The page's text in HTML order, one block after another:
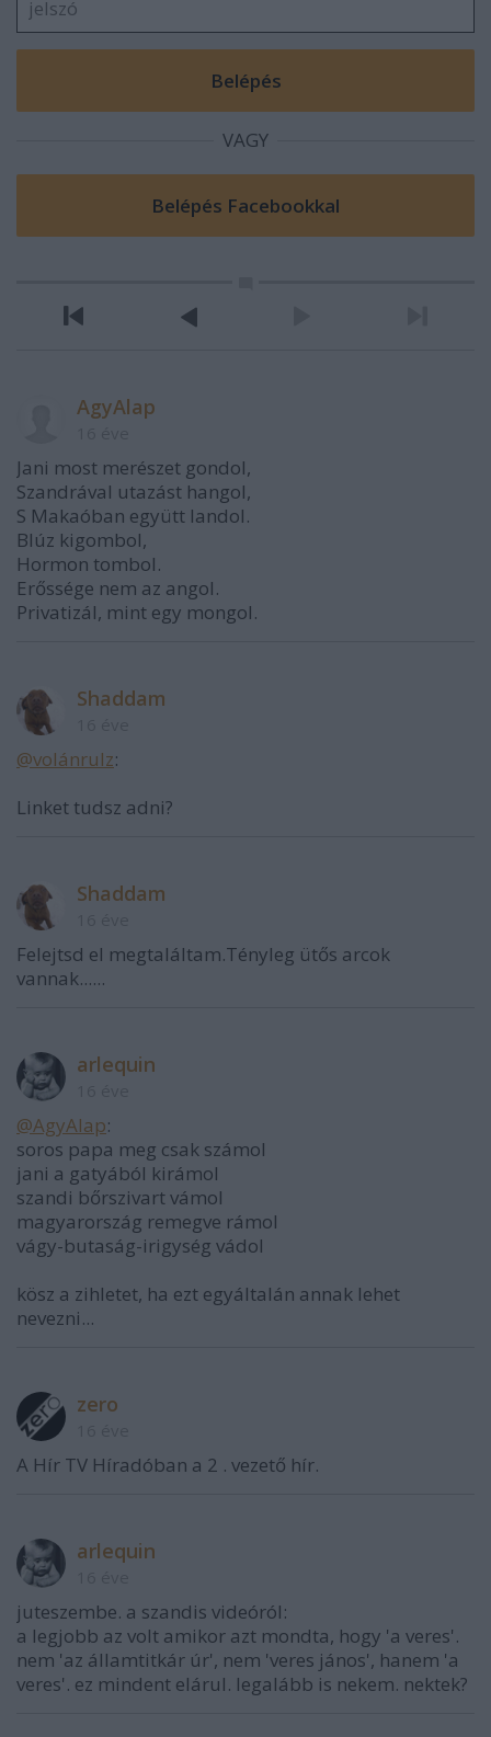
VAGY
AgyAlap
Jani most merészet gondol,
Szandrával utazást hangol,
S Makaóban együtt landol.
Blúz kigombol,
Hormon tombol.
Erőssége nem az angol.
Privatizál, mint egy mongol.
Shaddam
@volánrulz:
Linket tudsz adni?
Shaddam
Felejtsd el megtaláltam.Tényleg ütős arcok
vannak......
arlequin
@AgyAlap:
soros papa meg csak számol
jani a gatyából kirámol
szandi bőrszivart vámol
magyarország remegve rámol
vágy-butaság-irigység vádol
kösz a zihletet, ha ezt egyáltalán annak lehet
nevezni...
zero
A Hír TV Híradóban a 2 . vezető hír.
arlequin
juteszembe. a szandis videóról:
a legjobb az volt amikor azt mondta, hogy 'a veres'.
nem 'az államtitkár úr', nem 'veres jános', hanem 'a
veres'. ez mindent elárul. legalább is nekem. nektek?